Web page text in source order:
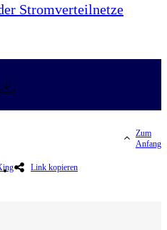
Stromverteilnetze
Link kopieren
Zum
Anfang